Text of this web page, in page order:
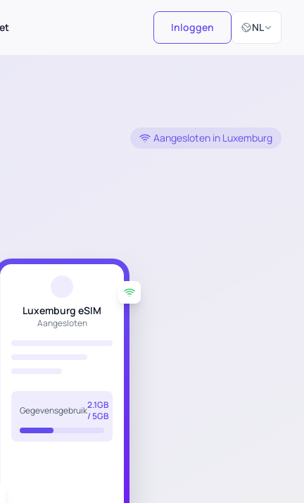
Inloggen NL
Selecteer taal
Aangesloten in Luxemburg
Luxemburg eSIM
Aangesloten
Gegevensgebruik2.1GB
/ 5GB